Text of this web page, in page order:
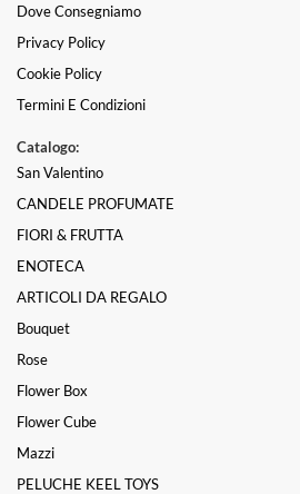
Dove Consegniamo
Privacy Policy
Cookie Policy
Termini E Condizioni
Catalogo:
San Valentino
CANDELE PROFUMATE
FIORI & FRUTTA
ENOTECA
ARTICOLI DA REGALO
Bouquet
Rose
Flower Box
Flower Cube
Mazzi
PELUCHE KEEL TOYS